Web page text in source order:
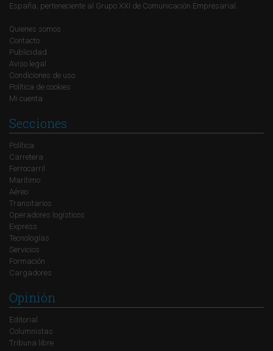
España, perteneciente al Grupo XXI de Comunicación Empresarial.
Quienes somos
Contacto
Publicidad
Aviso legal
Condiciones de uso
Política de cookies
Mi cuenta
Secciones
Política
Carretera
Ferrocarril
Marítimo
Aéreo
Transitarios
Operadores logísticos
Express
Tecnologías
Servicios
Formación
Cargadores
Opinión
Editorial
Columnistas
Tribuna libre